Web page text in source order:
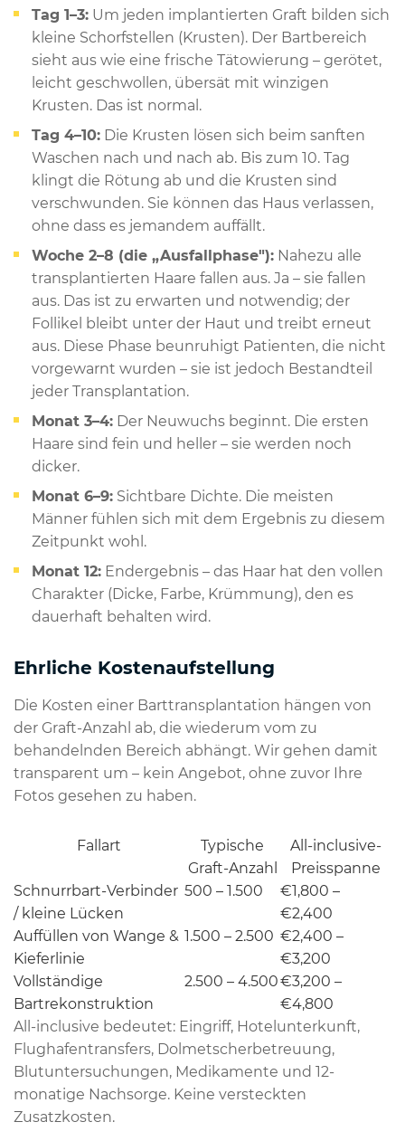
Tag 1–3: Um jeden implantierten Graft bilden sich
kleine Schorfstellen (Krusten). Der Bartbereich
sieht aus wie eine frische Tätowierung – gerötet,
leicht geschwollen, übersät mit winzigen
Krusten. Das ist normal.
Tag 4–10: Die Krusten lösen sich beim sanften
Waschen nach und nach ab. Bis zum 10. Tag
klingt die Rötung ab und die Krusten sind
verschwunden. Sie können das Haus verlassen,
ohne dass es jemandem auffällt.
Woche 2–8 (die „Ausfallphase"): Nahezu alle
transplantierten Haare fallen aus. Ja – sie fallen
aus. Das ist zu erwarten und notwendig; der
Follikel bleibt unter der Haut und treibt erneut
aus. Diese Phase beunruhigt Patienten, die nicht
vorgewarnt wurden – sie ist jedoch Bestandteil
jeder Transplantation.
Monat 3–4: Der Neuwuchs beginnt. Die ersten
Haare sind fein und heller – sie werden noch
dicker.
Monat 6–9: Sichtbare Dichte. Die meisten
Männer fühlen sich mit dem Ergebnis zu diesem
Zeitpunkt wohl.
Monat 12: Endergebnis – das Haar hat den vollen
Charakter (Dicke, Farbe, Krümmung), den es
dauerhaft behalten wird.
Ehrliche Kostenaufstellung
Die Kosten einer Barttransplantation hängen von
der Graft-Anzahl ab, die wiederum vom zu
behandelnden Bereich abhängt. Wir gehen damit
transparent um – kein Angebot, ohne zuvor Ihre
Fotos gesehen zu haben.
Fallart
Typische
Graft-Anzahl
All-inclusive-
Preisspanne
Schnurrbart-Verbinder
/ kleine Lücken
500 – 1.500
€1,800 –
€2,400
Auffüllen von Wange &
Kieferlinie
1.500 – 2.500 €2,400 –
€3,200
Vollständige
Bartrekonstruktion
2.500 – 4.500€3,200 –
€4,800
All-inclusive bedeutet: Eingriff, Hotelunterkunft,
Flughafentransfers, Dolmetscherbetreuung,
Blutuntersuchungen, Medikamente und 12-
monatige Nachsorge. Keine versteckten
Zusatzkosten.